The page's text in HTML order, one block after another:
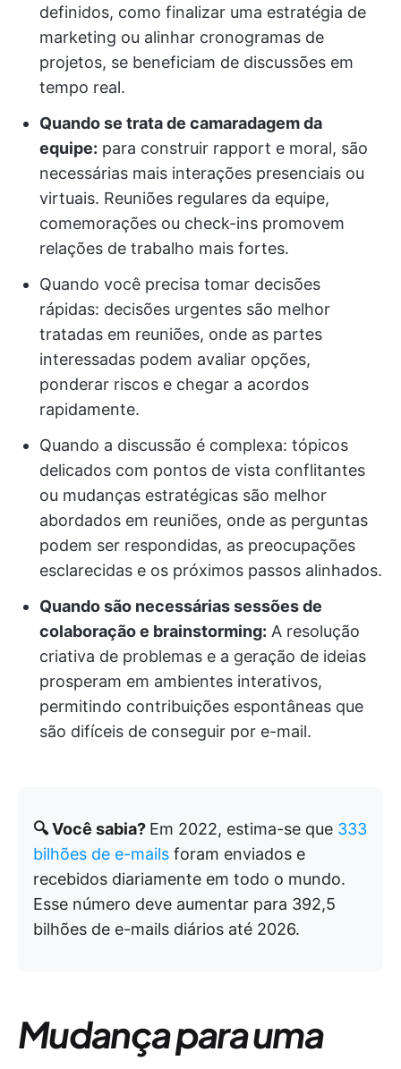
definidos, como finalizar uma estratégia de
marketing ou alinhar cronogramas de
projetos, se beneficiam de discussões em
tempo real.
Quando se trata de camaradagem da
equipe: para construir rapport e moral, são
necessárias mais interações presenciais ou
virtuais. Reuniões regulares da equipe,
comemorações ou check-ins promovem
relações de trabalho mais fortes.
Quando você precisa tomar decisões
rápidas: decisões urgentes são melhor
tratadas em reuniões, onde as partes
interessadas podem avaliar opções,
ponderar riscos e chegar a acordos
rapidamente.
Quando a discussão é complexa: tópicos
delicados com pontos de vista conflitantes
ou mudanças estratégicas são melhor
abordados em reuniões, onde as perguntas
podem ser respondidas, as preocupações
esclarecidas e os próximos passos alinhados.
Quando são necessárias sessões de
colaboração e brainstorming: A resolução
criativa de problemas e a geração de ideias
prosperam em ambientes interativos,
permitindo contribuições espontâneas que
são difíceis de conseguir por e-mail.
🔍 Você sabia? Em 2022, estima-se que 333
bilhões de e-mails foram enviados e
recebidos diariamente em todo o mundo.
Esse número deve aumentar para 392,5
bilhões de e-mails diários até 2026.
Mudança para uma